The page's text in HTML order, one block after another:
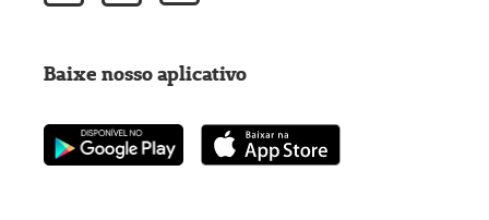
Baixe nosso aplicativo